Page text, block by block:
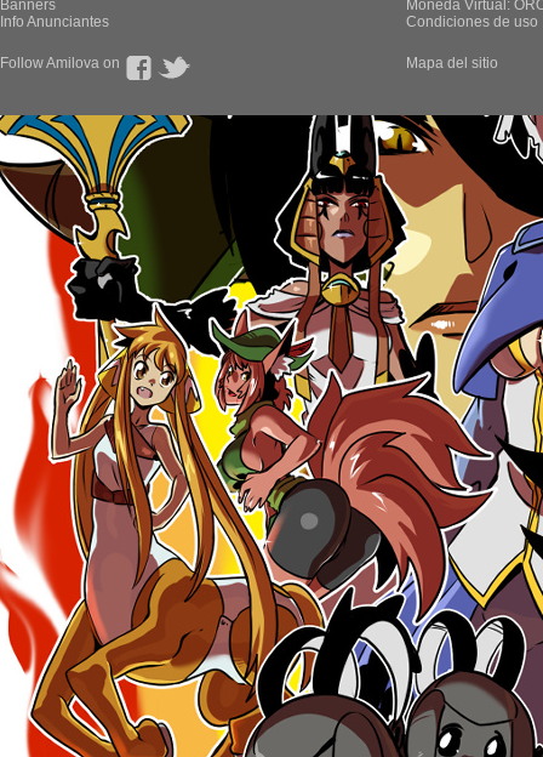
Banners
Info Anunciantes
Moneda Virtual:
Condiciones de uso
Follow Amilova on Mapa del sitio